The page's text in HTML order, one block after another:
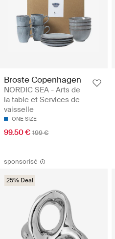
Broste Copenhagen
NORDIC SEA - Arts de
la table et Services de
vaisselle
ONE SIZE
99.50 € 199 €
sponsorisé
25% Deal